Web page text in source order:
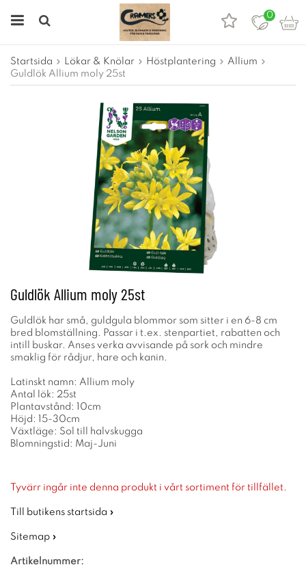
0
Startsida Lökar & Knölar Höstplantering
Allium
Guldlök Allium moly 25st
Guldlök Allium moly 25st
Guldlök har små, guldgula blommor som sitter i en 6-8 cm
bred blomställning. Passar i t.ex. stenpartiet, rabatten och
intill buskar. Anses verka avvisande på sork och mindre
smaklig för rådjur, hare och kanin.
Latinskt namn: Allium moly
Antal lök: 25st
Plantavstånd: 10cm
Höjd: 15-30cm
Växtläge: Sol till halvskugga
Blomningstid: Maj-Juni
Tyvärr ingår inte denna produkt i vårt sortiment för tillfället.
Till butikens startsida »
Sitemap »
Artikelnummer: